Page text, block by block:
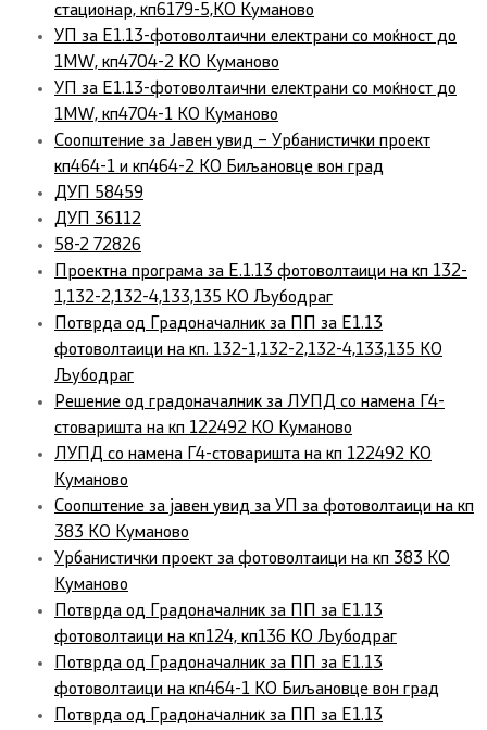
стационар, кп6179-5,КО Куманово
УП за Е1.13-фотоволтаични електрани со моќност до
1MW, кп4704-2 КО Куманово
УП за Е1.13-фотоволтаични електрани со моќност до
1MW, кп4704-1 КО Куманово
Соопштение за Јавен увид – Урбанистички проект
кп464-1 и кп464-2 КО Биљановце вон град
ДУП 58459
ДУП 36112
58-2 72826
Проектна програма за Е.1.13 фотоволтаици на кп 132-
1,132-2,132-4,133,135 КО Љубодраг
Потврда од Градоначалник за ПП за Е1.13
фотоволтаици на кп. 132-1,132-2,132-4,133,135 КО
Љубодраг
Решение од градоначалник за ЛУПД со намена Г4-
стоваришта на кп 122492 КО Куманово
ЛУПД со намена Г4-стоваришта на кп 122492 КО
Куманово
Соопштение за јавен увид за УП за фотоволтаици на кп
383 КО Куманово
Урбанистички проект за фотоволтаици на кп 383 КО
Куманово
Потврда од Градоначалник за ПП за Е1.13
фотоволтаици на кп124, кп136 КО Љубодраг
Потврда од Градоначалник за ПП за Е1.13
фотоволтаици на кп464-1 КО Биљановце вон град
Потврда од Градоначалник за ПП за Е1.13